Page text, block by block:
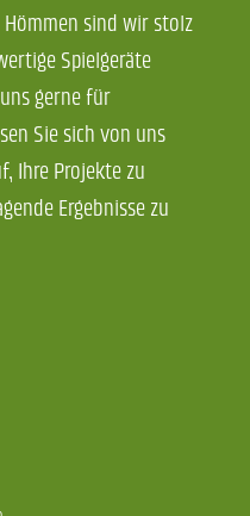
Hömmen sind wir stolz
Spielgeräte
gerne für
Sie sich von uns
Ihre Projekte zu
Ergebnisse zu